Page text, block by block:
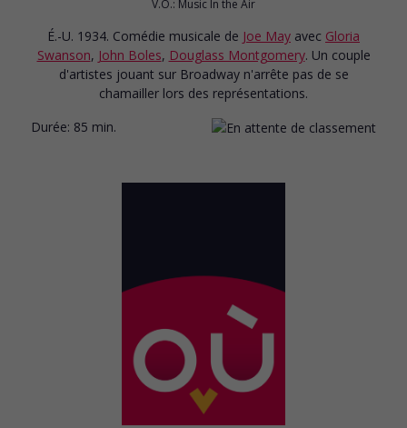
V.O.: Music In the Air
É.-U. 1934. Comédie musicale de Joe May avec Gloria
Swanson, John Boles, Douglass Montgomery. Un couple
d'artistes jouant sur Broadway n'arrête pas de se
chamailler lors des représentations.
Durée: 85 min.